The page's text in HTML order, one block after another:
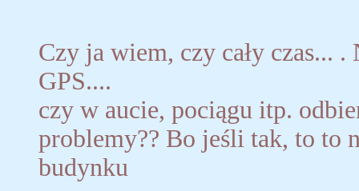
Czy ja wiem, czy cały czas...
GPS....
czy w aucie, pociągu itp.
problemy?? Bo jeśli tak, to to
budynku